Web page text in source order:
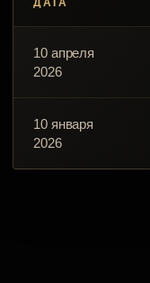
10 апреля
2026
10 января
2026